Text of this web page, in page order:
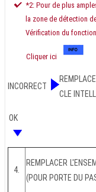
*2: Pour de plus
la zone de détection
Vérification du
Cliquer ici
INCORRECT
CLE
OK
4.
REMPLACER
(POUR PORTE DU